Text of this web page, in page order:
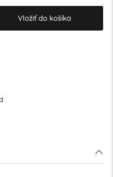
Vložiť do košíka